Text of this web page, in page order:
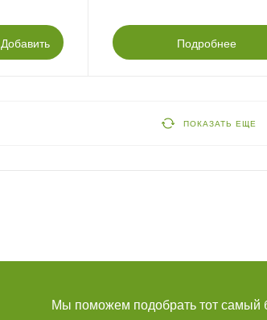
Добавить Подробнее
ПОКАЗАТЬ ЕЩЕ
Мы поможем подобрать тот самый